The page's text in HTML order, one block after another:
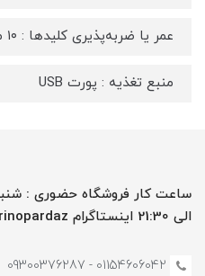
عمر یا ضربه‌پذیری کلیدها : ۱۰ میلیون بار
منبع تغذیه : پورت USB
الی 21:30 اینستاگرام karinopardaz@
01154606042 - 09300376287